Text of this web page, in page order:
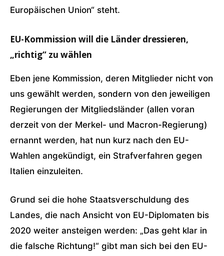
Europäischen Union“ steht.
EU-Kommission will die Länder dressieren,
„richtig“ zu wählen
Eben jene Kommission, deren Mitglieder nicht von
uns gewählt werden, sondern von den jeweiligen
Regierungen der Mitgliedsländer (allen voran
derzeit von der Merkel- und Macron-Regierung)
ernannt werden, hat nun kurz nach den EU-
Wahlen angekündigt, ein Strafverfahren gegen
Italien einzuleiten.
Grund sei die hohe Staatsverschuldung des
Landes, die nach Ansicht von EU-Diplomaten bis
2020 weiter ansteigen werden: „Das geht klar in
die falsche Richtung!“ gibt man sich bei den EU-